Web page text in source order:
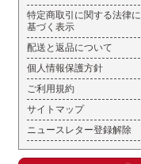
特定商取引に関する法律に
基づく表示
配送と返品について
個人情報保護方針
ご利用規約
サイトマップ
ニュースレター登録解除